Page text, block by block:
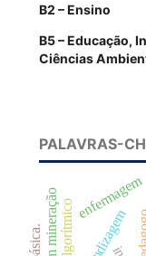
B2 – Ensino
B5 – Educação,
Ciências
PALAVRAS-
enfermagem